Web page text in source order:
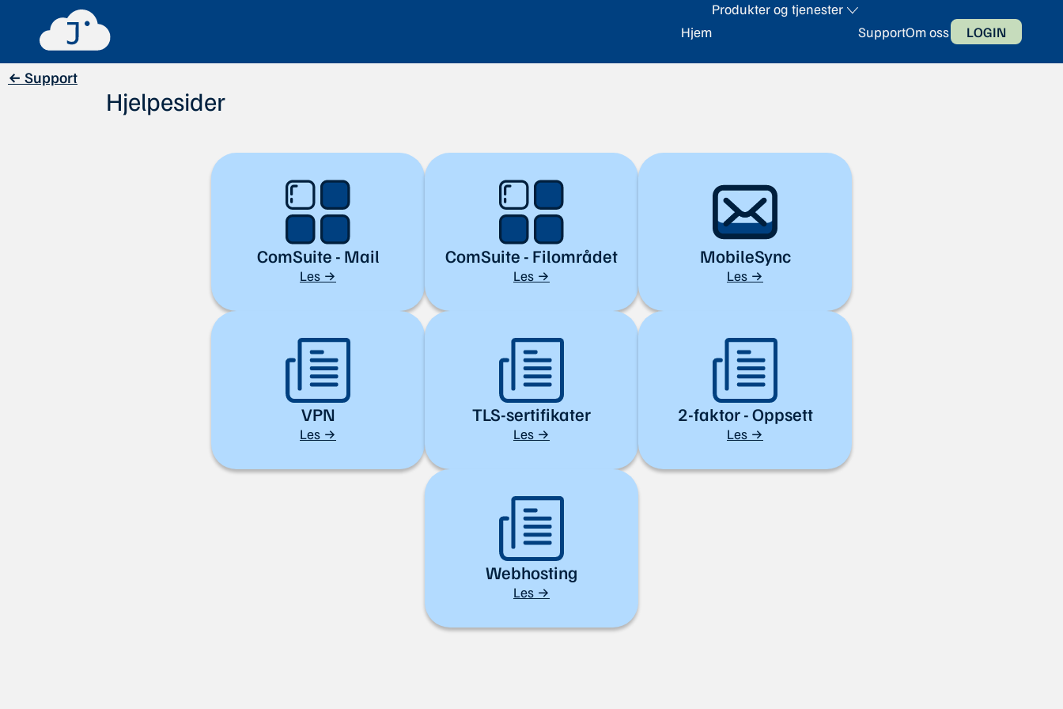
Hjem
Produkter og tjenester
SupportOm oss LOGIN
← Support
Hjelpesider
ComSuite - Mail
Les →
ComSuite - Filområdet
Les →
MobileSync
Les →
VPN
Les →
TLS-sertifikater
Les →
2-faktor - Oppsett
Les →
Webhosting
Les →